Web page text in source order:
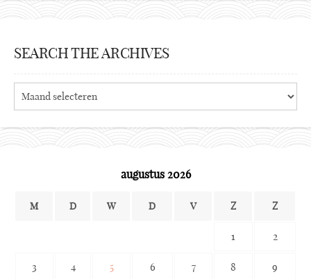
SEARCH THE ARCHIVES
the
augustus 2026
M D W D V Z Z
1 2
3 4 5 6 7 8 9